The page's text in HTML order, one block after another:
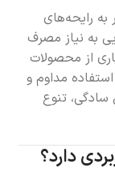
به رایحه‌های
به نیاز مصرف
از محصولات
استفاده مداوم و
تنوع
دارد؟